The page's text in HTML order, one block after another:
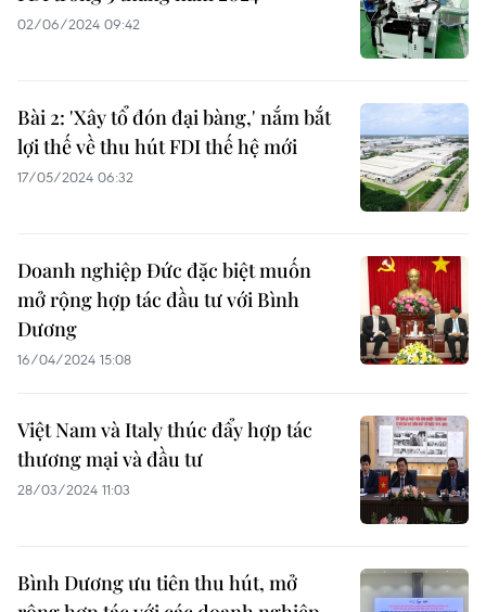
02/06/2024 09:42
Bài 2: 'Xây tổ đón đại bàng,' nắm bắt
lợi thế về thu hút FDI thế hệ mới
17/05/2024 06:32
Doanh nghiệp Đức đặc biệt muốn
mở rộng hợp tác đầu tư với Bình
Dương
16/04/2024 15:08
Việt Nam và Italy thúc đẩy hợp tác
thương mại và đầu tư
28/03/2024 11:03
Bình Dương ưu tiên thu hút, mở